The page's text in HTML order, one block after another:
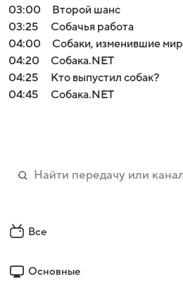
03:00
Второй шанс
03:25
Собачья работа
04:00
Собаки, изменившие мир
04:20
Собака.NET
04:25
Кто выпустил собак?
04:45
Собака.NET
Все
Основные